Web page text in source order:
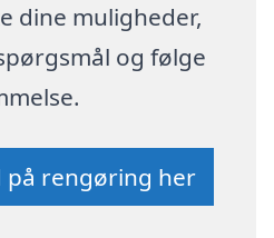
dine muligheder,
og følge
rengøring her